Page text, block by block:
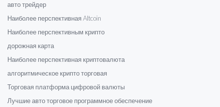
авто трейдер
Наиболее перспективная Altcoin
Наиболее перспективным крипто
дорожная карта
Наиболее перспективная криптовалюта
алгоритмическое крипто торговая
Торговая платформа цифровой валюты
Лучшие авто торговое программное обеспечение